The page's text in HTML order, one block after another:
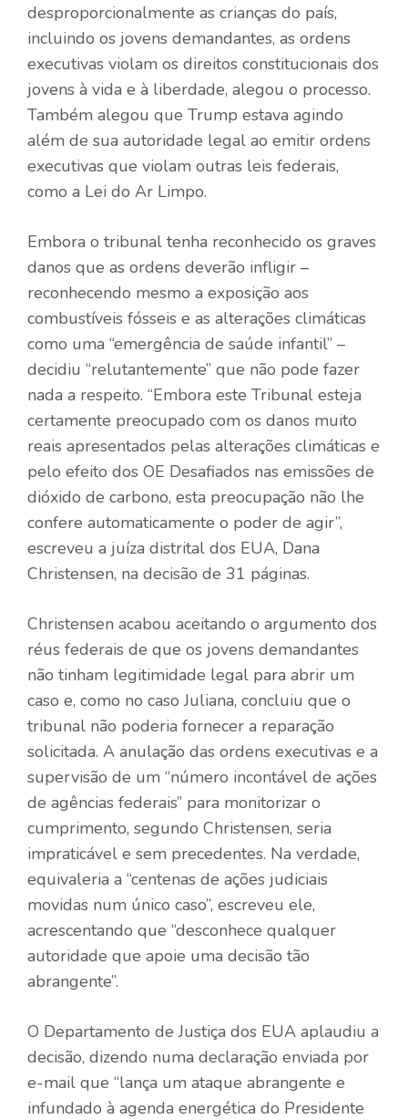
desproporcionalmente as crianças do país,
incluindo os jovens demandantes, as ordens
executivas violam os direitos constitucionais dos
jovens à vida e à liberdade, alegou o processo.
Também alegou que Trump estava agindo
além de sua autoridade legal ao emitir ordens
executivas que violam outras leis federais,
como a Lei do Ar Limpo.
Embora o tribunal tenha reconhecido os graves
danos que as ordens deverão infligir –
reconhecendo mesmo a exposição aos
combustíveis fósseis e as alterações climáticas
como uma “emergência de saúde infantil” –
decidiu “relutantemente” que não pode fazer
nada a respeito. “Embora este Tribunal esteja
certamente preocupado com os danos muito
reais apresentados pelas alterações climáticas e
pelo efeito dos OE Desafiados nas emissões de
dióxido de carbono, esta preocupação não lhe
confere automaticamente o poder de agir”,
escreveu a juíza distrital dos EUA, Dana
Christensen, na decisão de 31 páginas.
Christensen acabou aceitando o argumento dos
réus federais de que os jovens demandantes
não tinham legitimidade legal para abrir um
caso e, como no caso Juliana, concluiu que o
tribunal não poderia fornecer a reparação
solicitada. A anulação das ordens executivas e a
supervisão de um “número incontável de ações
de agências federais” para monitorizar o
cumprimento, segundo Christensen, seria
impraticável e sem precedentes. Na verdade,
equivaleria a “centenas de ações judiciais
movidas num único caso”, escreveu ele,
acrescentando que “desconhece qualquer
autoridade que apoie uma decisão tão
abrangente”.
O Departamento de Justiça dos EUA aplaudiu a
decisão, dizendo numa declaração enviada por
e-mail que “lança um ataque abrangente e
infundado à agenda energética do Presidente